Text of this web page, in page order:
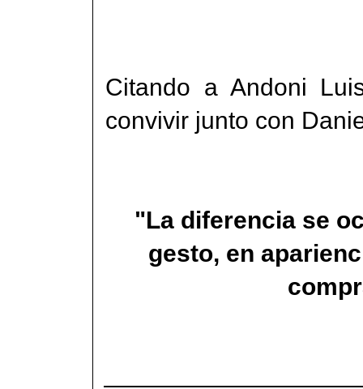
Citando a Andoni
convivir junto con
"La diferencia se
gesto, en